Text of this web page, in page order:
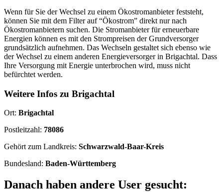
Wenn für Sie der Wechsel zu einem Ökostromanbieter feststeht,
können Sie mit dem Filter auf “Ökostrom” direkt nur nach
Ökostromanbietern suchen. Die Stromanbieter für erneuerbare
Energien können es mit den Strompreisen der Grundversorger
grundsätzlich aufnehmen. Das Wechseln gestaltet sich ebenso wie
der Wechsel zu einem anderen Energieversorger in Brigachtal. Dass
Ihre Versorgung mit Energie unterbrochen wird, muss nicht
befürchtet werden.
Weitere Infos zu Brigachtal
Ort: Brigachtal
Postleitzahl: 78086
Gehört zum Landkreis: Schwarzwald-Baar-Kreis
Bundesland: Baden-Württemberg
Danach haben andere User gesucht: